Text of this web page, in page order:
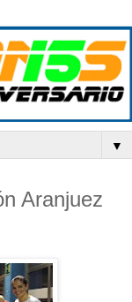
▼
Aranjuez